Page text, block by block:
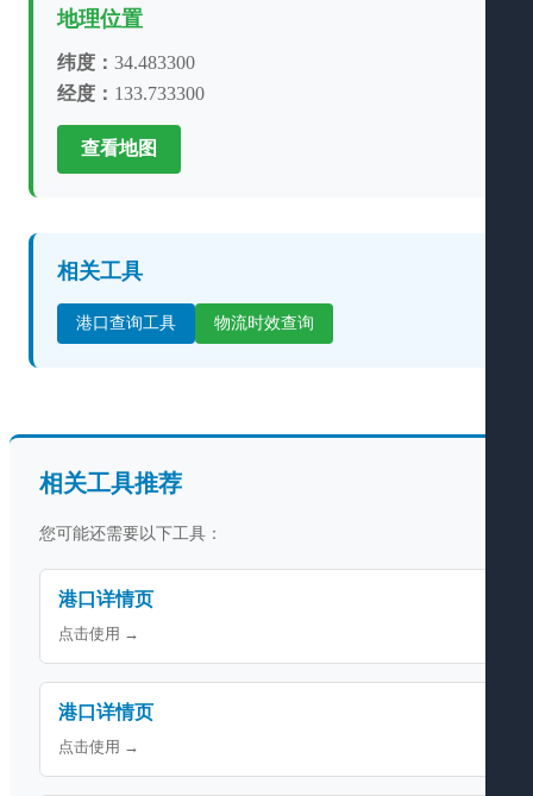
地理位置
纬度： 34.483300
经度： 133.733300
查看地图
相关工具
港口查询工具 物流时效查询
相关工具推荐
您可能还需要以下工具：
港口详情页
点击使用 →
港口详情页
点击使用 →